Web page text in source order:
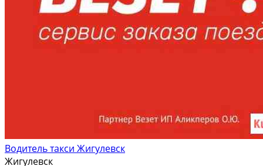
Водитель такси Жигулевск
Жигулевск